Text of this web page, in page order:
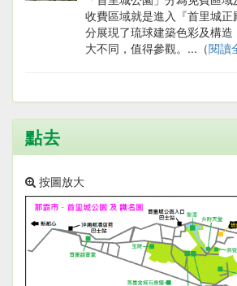
收費區域就是進入『首里城
分展現了琉球建築色彩及構
大不同，值得參觀。...（閱讀
點去
按圖放大